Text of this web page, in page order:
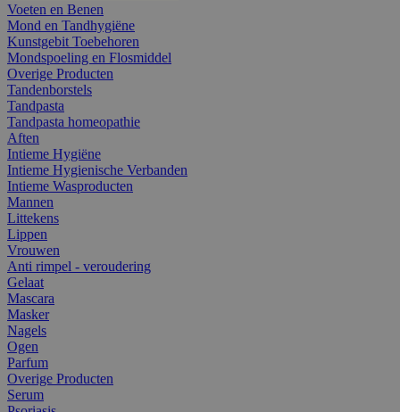
Voeten en Benen
Mond en Tandhygiëne
Kunstgebit Toebehoren
Mondspoeling en Flosmiddel
Overige Producten
Tandenborstels
Tandpasta
Tandpasta homeopathie
Aften
Intieme Hygiëne
Intieme Hygienische Verbanden
Intieme Wasproducten
Mannen
Littekens
Lippen
Vrouwen
Anti rimpel - veroudering
Gelaat
Mascara
Masker
Nagels
Ogen
Parfum
Overige Producten
Serum